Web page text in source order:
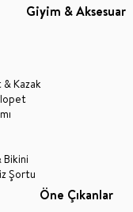
Giyim & Aksesuar
Kazak
Bikini
Şortu
Öne Çıkanlar